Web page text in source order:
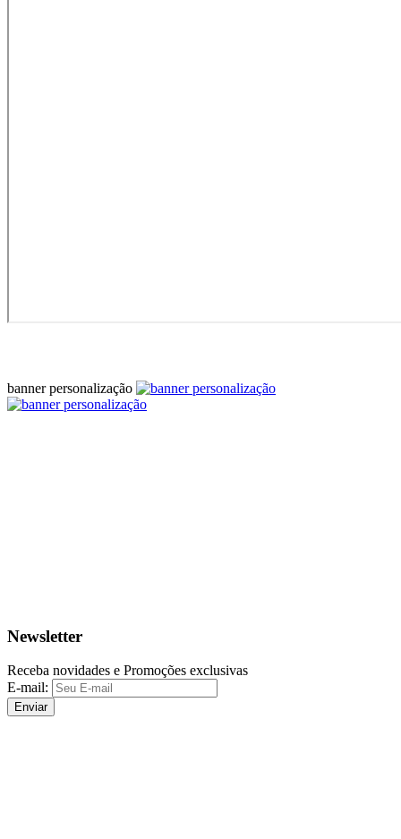
banner personalização
Newsletter
Receba novidades e Promoções exclusivas
E-mail:
Enviar